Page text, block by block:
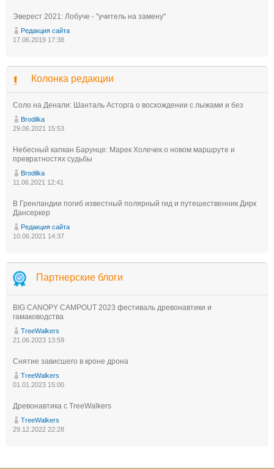
Эверест 2021: Лобуче - "учитель на замену"
Редакция сайта
17.06.2019 17:38
Колонка редакции
Соло на Денали: Шанталь Асторга о восхождении с лыжами и без
Brodilka
29.06.2021 15:53
Небесный капкан Барунце: Марек Холечек о новом маршруте и
превратностях судьбы
Brodilka
11.06.2021 12:41
В Гренландии погиб известный полярный гид и путешественник Дирк
Дансеркер
Редакция сайта
10.06.2021 14:37
Партнерские блоги
BIG CANOPY CAMPOUT 2023 фестиваль древонавтики и
гамаководства
TreeWalkers
21.06.2023 13:59
Снятие зависшего в кроне дрона
TreeWalkers
01.01.2023 15:00
Древонавтика с TreeWalkers
TreeWalkers
29.12.2022 22:28